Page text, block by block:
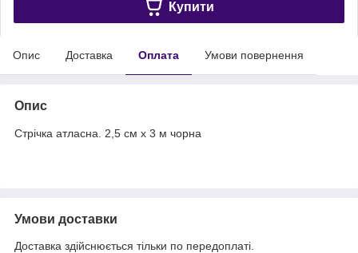
Купити
Опис Доставка Оплата Умови повернення
Опис
Стрічка атласна. 2,5 см х 3 м чорна
Умови доставки
Доставка здійснюється тільки по передоплаті.